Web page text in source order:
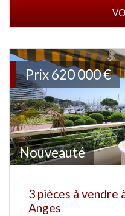
Nouveauté
Prix620 000€
3 pièces à vendre
Anges